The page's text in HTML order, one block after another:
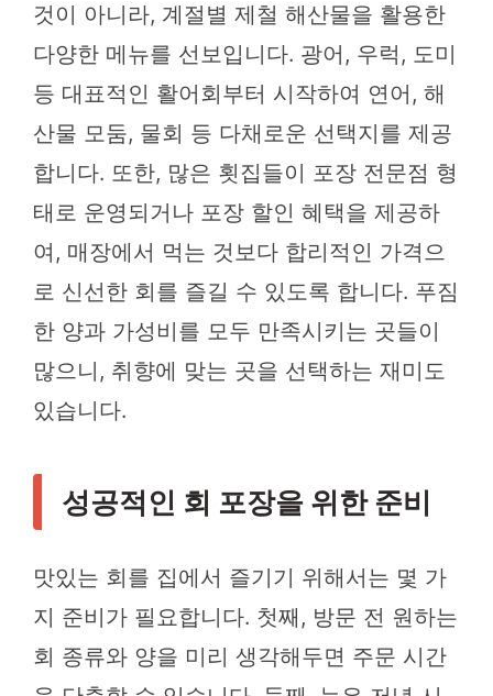
것이 아니라, 계절별 제철 해산물을 활용한
다양한 메뉴를 선보입니다. 광어, 우럭, 도미
등 대표적인 활어회부터 시작하여 연어, 해
산물 모둠, 물회 등 다채로운 선택지를 제공
합니다. 또한, 많은 횟집들이 포장 전문점 형
태로 운영되거나 포장 할인 혜택을 제공하
여, 매장에서 먹는 것보다 합리적인 가격으
로 신선한 회를 즐길 수 있도록 합니다. 푸짐
한 양과 가성비를 모두 만족시키는 곳들이
많으니, 취향에 맞는 곳을 선택하는 재미도
있습니다.
성공적인 회 포장을 위한 준비
맛있는 회를 집에서 즐기기 위해서는 몇 가
지 준비가 필요합니다. 첫째, 방문 전 원하는
회 종류와 양을 미리 생각해두면 주문 시간